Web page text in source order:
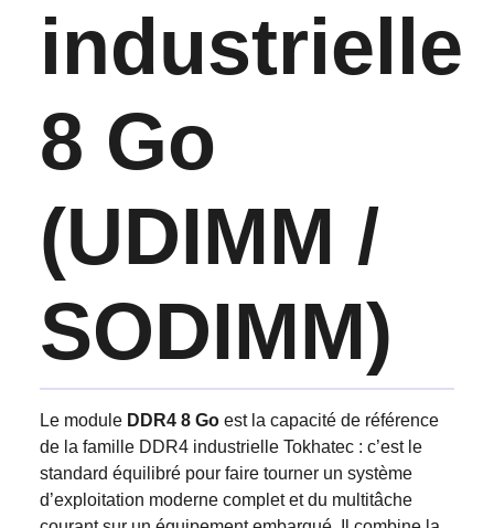
industrielle
8 Go
(UDIMM /
SODIMM)
Le module DDR4 8 Go est la capacité de référence
de la famille DDR4 industrielle Tokhatec : c’est le
standard équilibré pour faire tourner un système
d’exploitation moderne complet et du multitâche